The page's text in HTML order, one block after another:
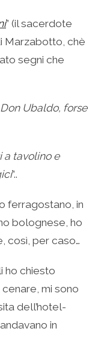
” (il sacerdote
Marzabotto, chè
segni che
Ubaldo, forse
a tavolino e
”..
ferragostano, in
bolognese, ho
così, per caso…
ho chiesto
mi sono
dell’hotel-
in